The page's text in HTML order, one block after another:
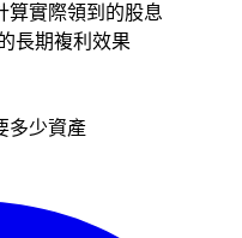
算實際領到的股息
長期複利效果
多少資產